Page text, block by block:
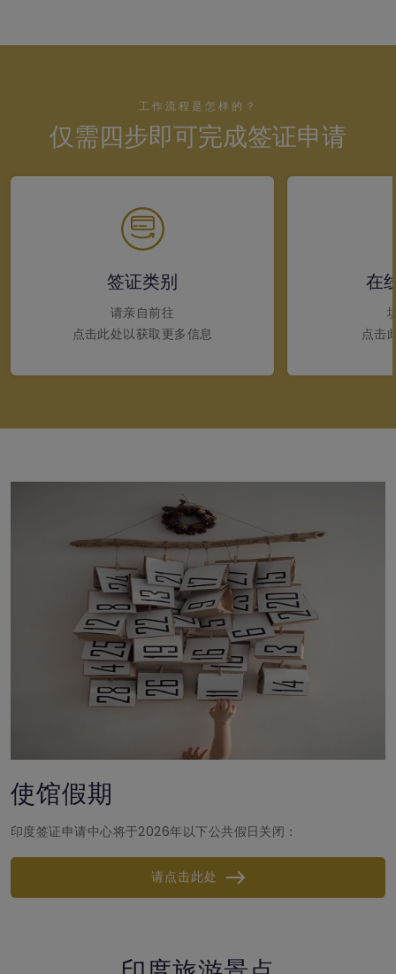
工作流程是怎样的？
仅需四步即可完成签证申请
签证类别
请亲自前往
点击此处以获取更多信息
在
点击
使馆假期
印度签证申请中心将于2026年以下公共假日关闭：
请点击此处